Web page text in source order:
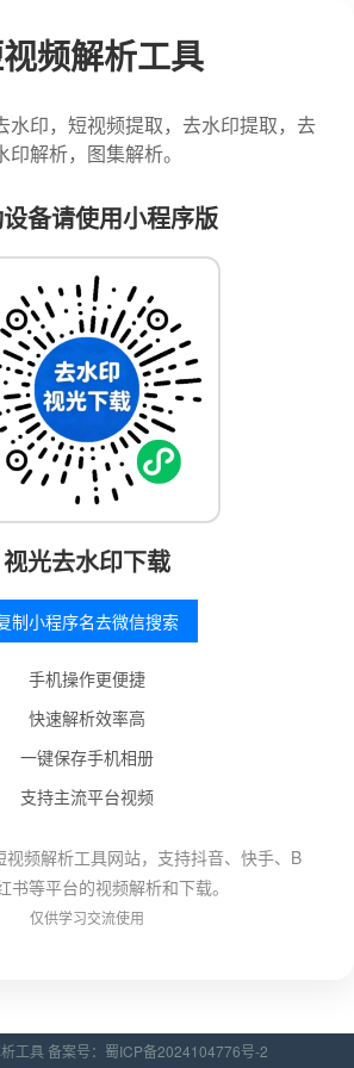
频解析工具
水印，短视频提取，去水印提取，去
印解析，图集解析。
备请使用小程序版
视光去水印下载
制小程序名去微信搜索
手机操作更便捷
快速解析效率高
一键保存手机相册
支持主流平台视频
频解析工具网站，支持抖音、快手、B
书等平台的视频解析和下载。
仅供学习交流使用
工具 备案号： 蜀ICP备2024104776号-2